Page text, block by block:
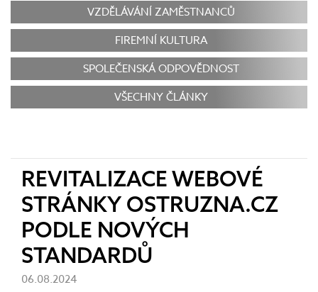
VZDĚLÁVÁNÍ ZAMĚSTNANCŮ
FIREMNÍ KULTURA
SPOLEČENSKÁ ODPOVĚDNOST
VŠECHNY ČLÁNKY
REVITALIZACE WEBOVÉ
STRÁNKY OSTRUZNA.CZ
PODLE NOVÝCH
STANDARDŮ
06.08.2024